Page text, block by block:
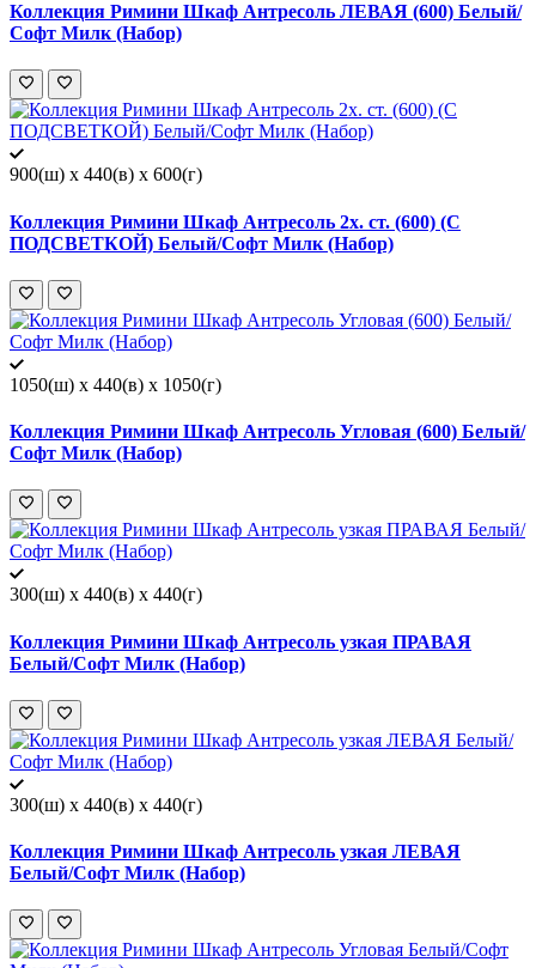
Коллекция Римини Шкаф Антресоль ЛЕВАЯ (600) Белый/
Софт Милк (Набор)
900(ш) x 440(в) x 600(г)
Коллекция Римини Шкаф Антресоль 2х. ст. (600) (С
ПОДСВЕТКОЙ) Белый/Софт Милк (Набор)
1050(ш) x 440(в) x 1050(г)
Коллекция Римини Шкаф Антресоль Угловая (600) Белый/
Софт Милк (Набор)
300(ш) x 440(в) x 440(г)
Коллекция Римини Шкаф Антресоль узкая ПРАВАЯ
Белый/Софт Милк (Набор)
300(ш) x 440(в) x 440(г)
Коллекция Римини Шкаф Антресоль узкая ЛЕВАЯ
Белый/Софт Милк (Набор)